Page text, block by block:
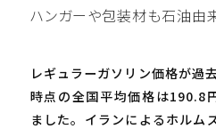
ハンガーや包装材も石油由
レギュラーガソリン価格が過
時点の全国平均価格は190.8
ました。イランによるホルム